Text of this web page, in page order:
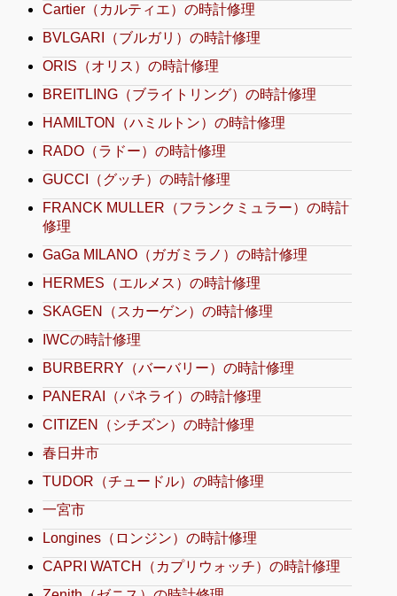
Cartier（カルティエ）の時計修理
BVLGARI（ブルガリ）の時計修理
ORIS（オリス）の時計修理
BREITLING（ブライトリング）の時計修理
HAMILTON（ハミルトン）の時計修理
RADO（ラドー）の時計修理
GUCCI（グッチ）の時計修理
FRANCK MULLER（フランクミュラー）の時計
修理
GaGa MILANO（ガガミラノ）の時計修理
HERMES（エルメス）の時計修理
SKAGEN（スカーゲン）の時計修理
IWCの時計修理
BURBERRY（バーバリー）の時計修理
PANERAI（パネライ）の時計修理
CITIZEN（シチズン）の時計修理
春日井市
TUDOR（チュードル）の時計修理
一宮市
Longines（ロンジン）の時計修理
CAPRI WATCH（カプリウォッチ）の時計修理